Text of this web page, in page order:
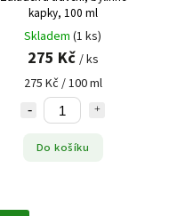
kapky, 100 ml
Skladem (1 ks)
275 Kč / ks
275 Kč / 100 ml
Do košíku